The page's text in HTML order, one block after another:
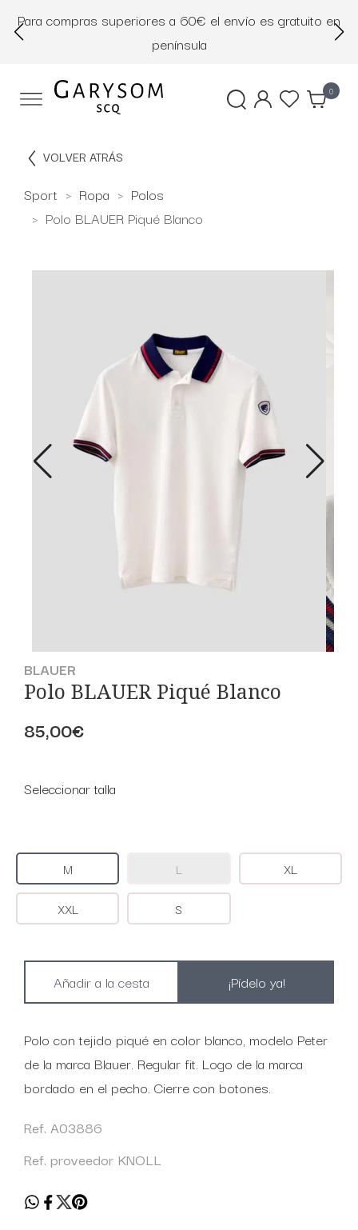
Para compras superiores a 60€ el envío es gratuito en
península
0
VOLVER ATRÁS
Sport Ropa
Polos
Polo BLAUER Piqué Blanco
BLAUER
Polo BLAUER Piqué Blanco
85,00€
Seleccionar talla
M L XL
XXL S
¡Pídelo ya!
Polo con tejido piqué en color blanco, modelo Peter
de la marca Blauer. Regular fit. Logo de la marca
bordado en el pecho. Cierre con botones.
Ref. A03886
Ref. proveedor KNOLL